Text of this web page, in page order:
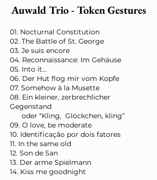
Auwald Trio - Token Gestures
01. Nocturnal Constitution
02. The Battle of St. George
03. Je suis encore
04. Reconnaissance: Im Gehäuse
05. Into it…
06. Der Hut flog mir vom Kopfe
07. Somehow à la Musette
08. Ein kleiner, zerbrechlicher
Gegenstand
oder "Kling, Glöckchen, kling”
09. O love, be moderate
10. Identificação por dois fatores
11. In the same old
12. Son de San
13. Der arme Spielmann
14. Kiss me goodnight